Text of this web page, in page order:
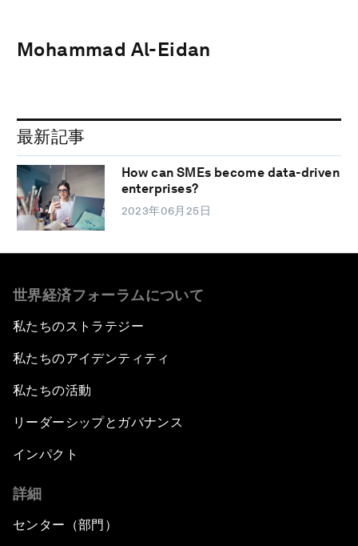
Mohammad Al-Eidan
最新記事
How can SMEs become data-driven
enterprises?
2023年06月25日
世界経済フォーラムについて
私たちのストラテジー
私たちのアイデンティティ
私たちの活動
リーダーシップとガバナンス
インパクト
詳細
センター（部門）